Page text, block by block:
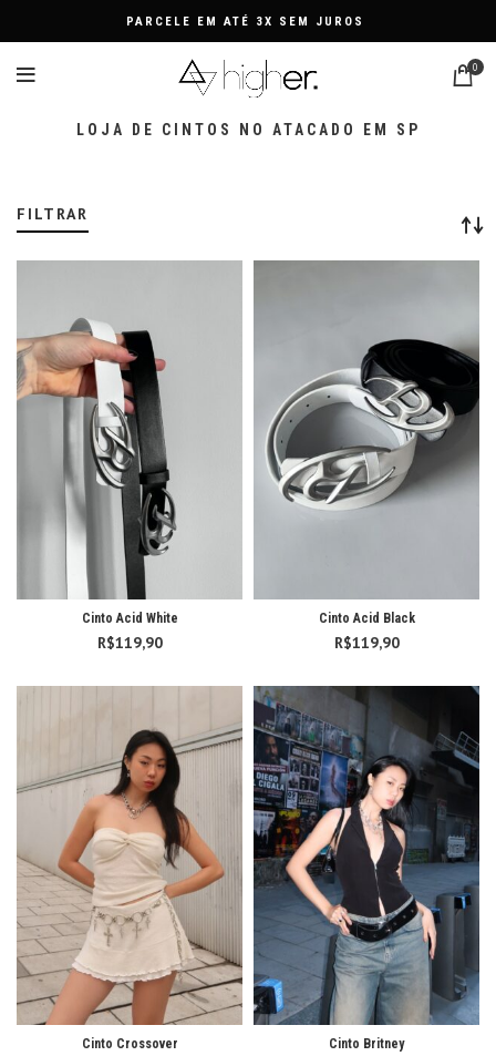
PARCELE EM ATÉ 3X SEM JUROS
0
LOJA DE CINTOS NO ATACADO EM SP
FILTRAR
Cinto Acid White
R$119,90
Cinto Acid Black
R$119,90
Cinto Crossover Cinto Britney